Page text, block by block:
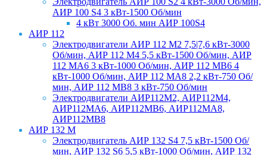
АИР 100 S4 3 кВт-1500 Об/мин
4 кВт 3000 Об. мин АИР 100S4
АИР 112
Электродвигатели АИР 112 М2 7,5|7,6 кВт-3000
Об/мин, АИР 112 М4 5,5 кВт-1500 Об/мин, АИР
112 МА6 3 кВт-1000 Об/мин, АИР 112 МВ6 4
кВт-1000 Об/мин, АИР 112 МА8 2,2 кВт-750 Об/
мин, АИР 112 МВ8 3 кВт-750 Об/мин
Электродвигатели АИР112М2, АИР112М4,
АИР112МА6, АИР112МВ6, АИР112МА8,
АИР112МВ8
АИР 132 М
Электродвигатель АИР 132 S4 7,5 кВт-1500 Об/
мин, АИР 132 S6 5,5 кВт-1000 Об/мин, АИР 132